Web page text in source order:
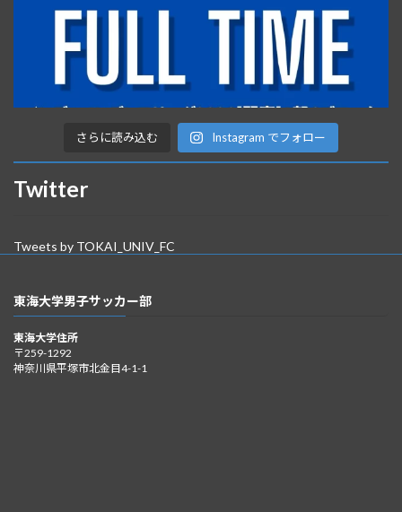
さらに読み込む Instagram でフォロー
Twitter
Tweets by TOKAI_UNIV_FC
東海大学男子サッカー部
東海大学住所
〒259-1292
神奈川県平塚市北金目4-1-1